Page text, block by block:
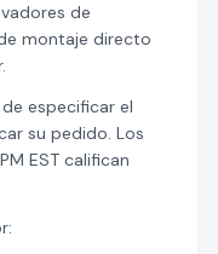
de
montaje directo
especificar el
su pedido. Los
EST califican